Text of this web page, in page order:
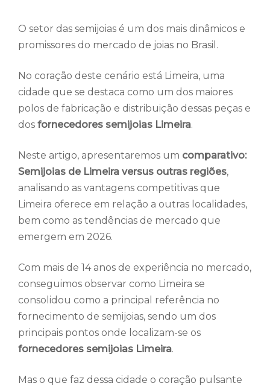
O setor das semijoias é um dos mais dinâmicos e
promissores do mercado de joias no Brasil.
No coração deste cenário está Limeira, uma
cidade que se destaca como um dos maiores
polos de fabricação e distribuição dessas peças e
dos fornecedores semijoias Limeira.
Neste artigo, apresentaremos um comparativo:
Semijoias de Limeira versus outras regiões,
analisando as vantagens competitivas que
Limeira oferece em relação a outras localidades,
bem como as tendências de mercado que
emergem em 2026.
Com mais de 14 anos de experiência no mercado,
conseguimos observar como Limeira se
consolidou como a principal referência no
fornecimento de semijoias, sendo um dos
principais pontos onde localizam-se os
fornecedores semijoias Limeira.
Mas o que faz dessa cidade o coração pulsante